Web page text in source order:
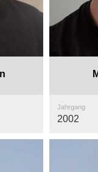
Jahrgang
2002